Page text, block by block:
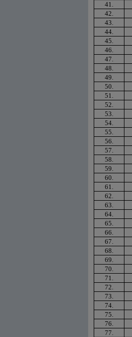
41.
42.
43.
44.
45.
46.
47.
48.
49.
50.
51.
52.
53.
54.
55.
56.
57.
58.
59.
60.
61.
62.
63.
64.
65.
66.
67.
68.
69.
70.
71.
72.
73.
74.
75.
76.
77.